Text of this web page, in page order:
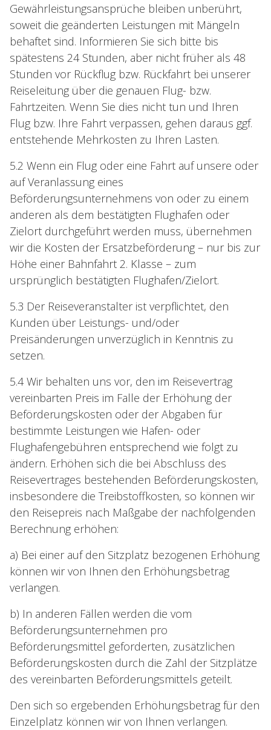
Gewährleistungsansprüche bleiben unberührt,
soweit die geänderten Leistungen mit Mängeln
behaftet sind. Informieren Sie sich bitte bis
spätestens 24 Stunden, aber nicht früher als 48
Stunden vor Rückflug bzw. Rückfahrt bei unserer
Reiseleitung über die genauen Flug- bzw.
Fahrtzeiten. Wenn Sie dies nicht tun und Ihren
Flug bzw. Ihre Fahrt verpassen, gehen daraus ggf.
entstehende Mehrkosten zu Ihren Lasten.
5.2 Wenn ein Flug oder eine Fahrt auf unsere oder
auf Veranlassung eines
Beförderungsunternehmens von oder zu einem
anderen als dem bestätigten Flughafen oder
Zielort durchgeführt werden muss, übernehmen
wir die Kosten der Ersatzbeförderung – nur bis zur
Höhe einer Bahnfahrt 2. Klasse – zum
ursprünglich bestätigten Flughafen/Zielort.
5.3 Der Reiseveranstalter ist verpflichtet, den
Kunden über Leistungs- und/oder
Preisänderungen unverzüglich in Kenntnis zu
setzen.
5.4 Wir behalten uns vor, den im Reisevertrag
vereinbarten Preis im Falle der Erhöhung der
Beförderungskosten oder der Abgaben für
bestimmte Leistungen wie Hafen- oder
Flughafengebühren entsprechend wie folgt zu
ändern. Erhöhen sich die bei Abschluss des
Reisevertrages bestehenden Beförderungskosten,
insbesondere die Treibstoffkosten, so können wir
den Reisepreis nach Maßgabe der nachfolgenden
Berechnung erhöhen:
a) Bei einer auf den Sitzplatz bezogenen Erhöhung
können wir von Ihnen den Erhöhungsbetrag
verlangen.
b) In anderen Fällen werden die vom
Beförderungsunternehmen pro
Beförderungsmittel geforderten, zusätzlichen
Beförderungskosten durch die Zahl der Sitzplätze
des vereinbarten Beförderungsmittels geteilt.
Den sich so ergebenden Erhöhungsbetrag für den
Einzelplatz können wir von Ihnen verlangen.